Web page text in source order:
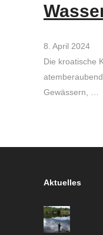
8. April 2024
Die kroatische
Gewässern, …
Aktuelles